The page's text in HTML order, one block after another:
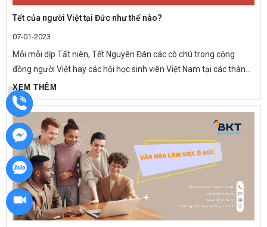
Tết của người Việt tại Đức như thế nào?
07-01-2023
Mỗi mỗi dịp Tất niên, Tết Nguyên Đán các cô chú trong cộng
đồng người Việt hay các hội học sinh viên Việt Nam tại các thành
phố sẽ có tổ chức các hoạt động chung dành cho người Việt...
XEM THÊM